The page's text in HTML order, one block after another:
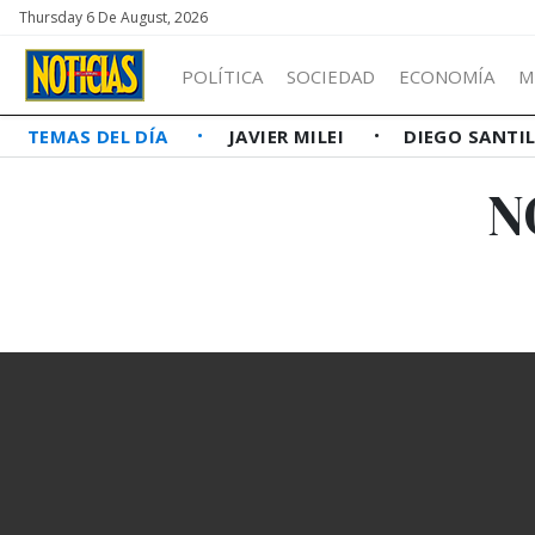
Thursday 6 De August, 2026
POLÍTICA SOCIEDAD ECONOMÍA
TEMAS DEL DÍA JAVIER MILEI DIEGO